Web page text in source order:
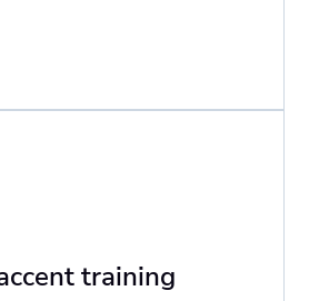
training